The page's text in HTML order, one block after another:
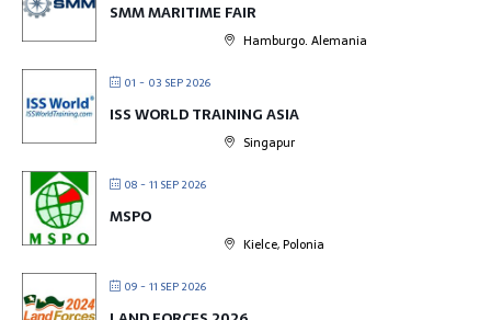
SMM MARITIME FAIR
Hamburgo. Alemania
01 - 03 SEP 2026
ISS WORLD TRAINING ASIA
Singapur
08 - 11 SEP 2026
MSPO
Kielce, Polonia
09 - 11 SEP 2026